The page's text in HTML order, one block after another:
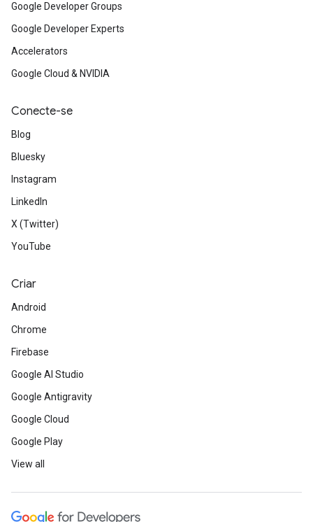
Google Developer Groups
Google Developer Experts
Accelerators
Google Cloud & NVIDIA
Conecte-se
Blog
Bluesky
Instagram
LinkedIn
X (Twitter)
YouTube
Criar
Android
Chrome
Firebase
Google AI Studio
Google Antigravity
Google Cloud
Google Play
View all